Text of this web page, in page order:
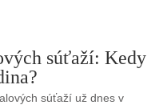
súťaží: Kedy
súťaží už dnes v